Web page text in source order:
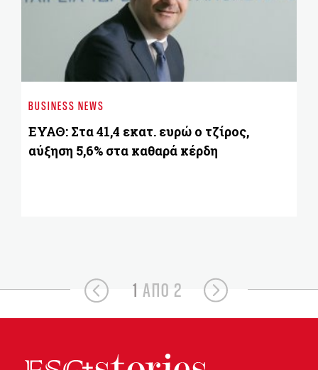
BUSINESS NEWS
ΕΥΑΘ: Στα 41,4 εκατ. ευρώ ο τζίρος,
αύξηση 5,6% στα καθαρά κέρδη
1 ΑΠΟ 2